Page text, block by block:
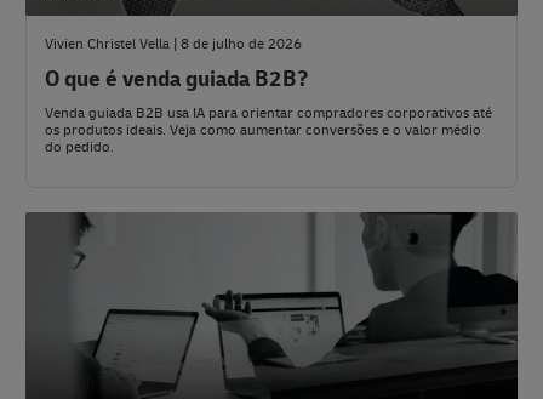
Vivien Christel Vella | 8 de julho de 2026
O que é venda guiada B2B?
Venda guiada B2B usa IA para orientar compradores corporativos até
os produtos ideais. Veja como aumentar conversões e o valor médio
do pedido.